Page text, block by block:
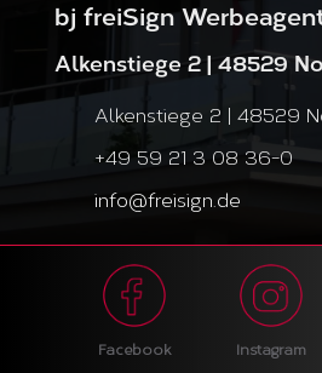
bj freiSign
Alkenstiege 2 | 48529
Alkenstiege 2 | 48529
+49 59 21 3 08 36-0
info@freisign.de
Facebook Instagram